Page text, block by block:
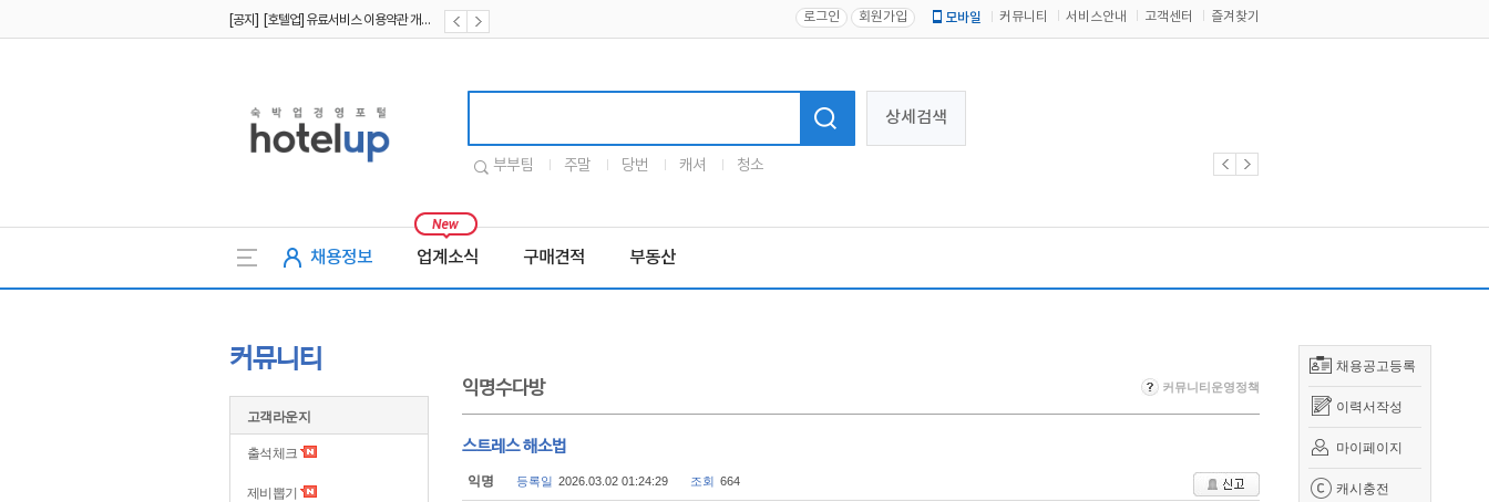
로그인 회원가입 모바일 커뮤니티 서비스안내 고객센터 즐겨찾기
상세검색
부부팀 주말 당번 캐셔 청소
채용정보 업계소식 구매견적 부동산
채용공고등록
이력서작성
마이페이지
캐시충전
커뮤니티
고객라운지
출석체크
제비뽑기
익명수다방 커뮤니티운영정책
스트레스 해소법
익명 등록일 2026.03.02 01:24:29 조회 664